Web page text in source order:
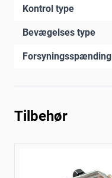
Kontrol type
Bevægelses type
Forsyningsspænding
Tilbehør